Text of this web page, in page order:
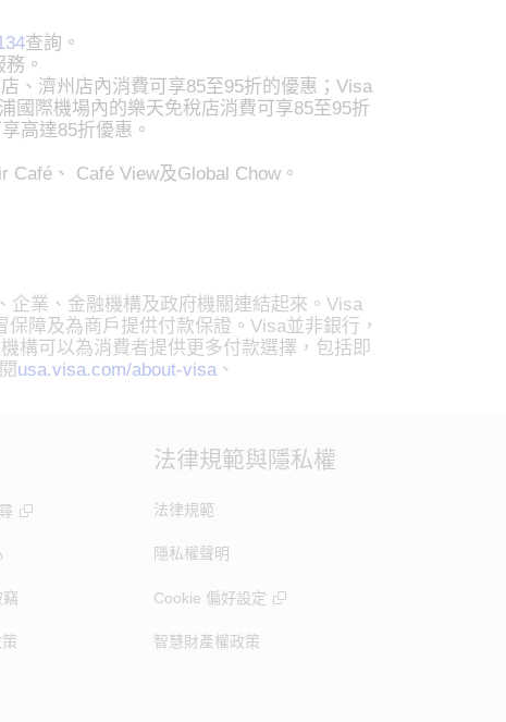
查詢。
。
、濟州店內消費可享85至95折的優惠；Visa
國際機場內的樂天免稅店消費可享85至95折
高達85折優惠。
、 Café View及Global Chow。
業、金融機構及政府機關連結起來。Visa
障及為商戶提供付款保證。Visa並非銀行，
構可以為消費者提供更多付款選擇，包括即
usa.visa.com/about-visa 、
法律規範與隱私權
法律規範
隱私權聲明
Cookie 偏好設定
智慧財產權政策